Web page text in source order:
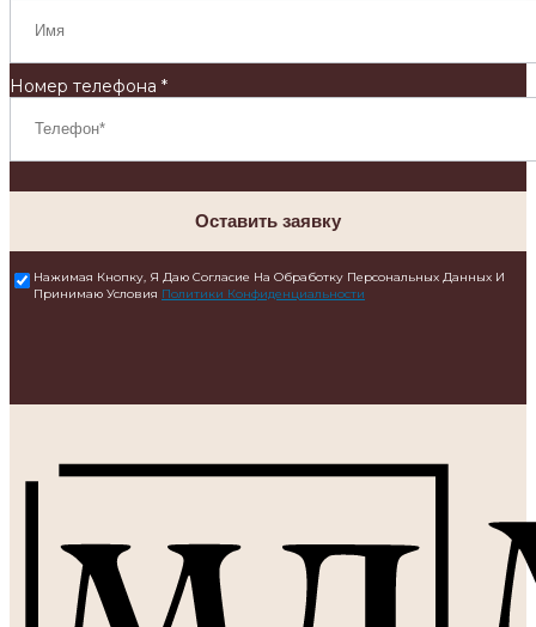
Номер телефона *
Оставить заявку
Нажимая Кнопку, Я Даю Согласие На Обработку Персональных Данных И
Принимаю Условия Политики Конфиденциальности